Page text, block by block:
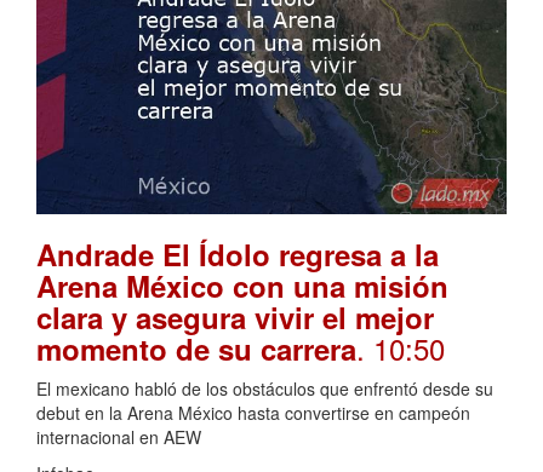
Andrade El Ídolo regresa a la
Arena México con una misión
clara y asegura vivir el mejor
momento de su carrera. 10:50
El mexicano habló de los obstáculos que enfrentó desde su
debut en la Arena México hasta convertirse en campeón
internacional en AEW